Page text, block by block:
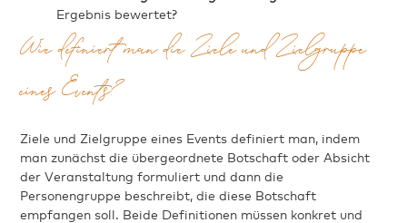
Ergebnis bewertet?
Wie definiert man die Ziele und Zielgruppe
eines Events?
Ziele und Zielgruppe eines Events definiert man, indem
man zunächst die übergeordnete Botschaft oder Absicht
der Veranstaltung formuliert und dann die
Personengruppe beschreibt, die diese Botschaft
empfangen soll. Beide Definitionen müssen konkret und